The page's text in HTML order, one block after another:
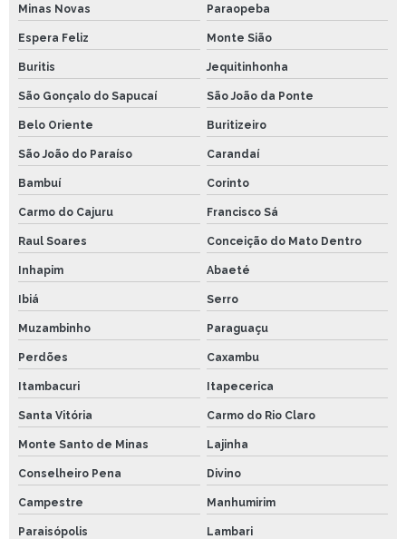
Minas Novas Paraopeba
Espera Feliz Monte Sião
Buritis Jequitinhonha
São Gonçalo do Sapucaí São João da Ponte
Belo Oriente Buritizeiro
São João do Paraíso Carandaí
Bambuí Corinto
Carmo do Cajuru Francisco Sá
Raul Soares Conceição do Mato Dentro
Inhapim Abaeté
Ibiá Serro
Muzambinho Paraguaçu
Perdões Caxambu
Itambacuri Itapecerica
Santa Vitória Carmo do Rio Claro
Monte Santo de Minas Lajinha
Conselheiro Pena Divino
Campestre Manhumirim
Paraisópolis Lambari